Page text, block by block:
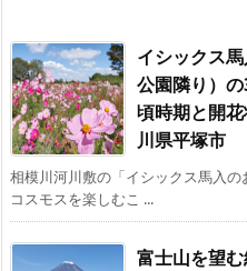
イシックス
公園隣り）
頃時期と開
川県平塚市
相模川河川敷の「イシックス馬入
コスモスを楽しむこ ...
富士山を望